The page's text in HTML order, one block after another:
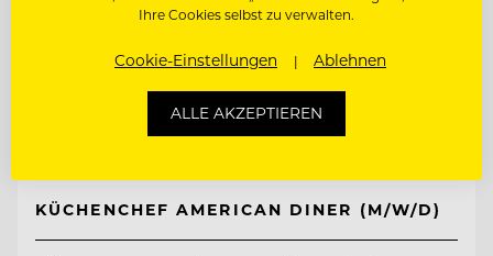
Ferien- und Freizeitpark
Weissenhäuser Strand
23758 Weissenhäuser Strand, Deutschland
KÜCHENCHEF AMERICAN DINER (M/W/D)
Ihre Cookies selbst zu verwalten.
Cookie-Einstellungen Ablehnen
ALLE AKZEPTIEREN